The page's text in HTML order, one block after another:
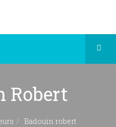
Robert
Badouin robert